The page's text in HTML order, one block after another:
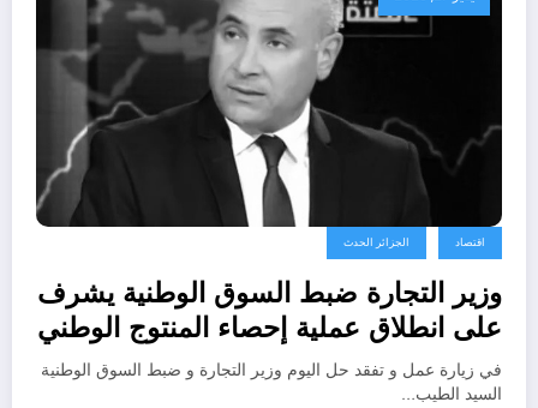
اقتصاد الجزائر الحدث
وزير التجارة ضبط السوق الوطنية يشرف
على انطلاق عملية إحصاء المنتوج الوطني
من ولاية سطيف
في زيارة عمل و تفقد حل اليوم وزير التجارة و ضبط السوق الوطنية
السيد الطيب…